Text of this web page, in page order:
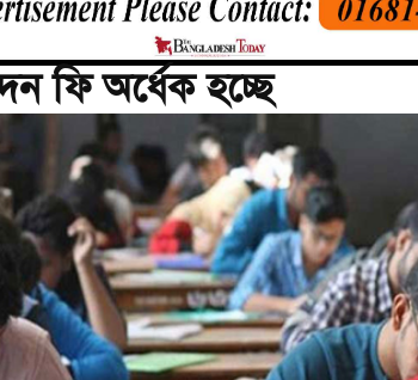
ফি অর্ধেক হচ্ছে